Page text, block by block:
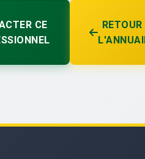
CE
RETOUR